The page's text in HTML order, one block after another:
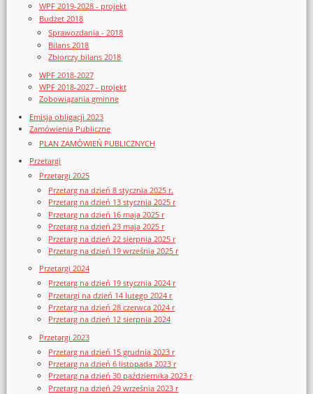
WPF 2019-2028 - projekt
Budżet 2018
Sprawozdania - 2018
Bilans 2018
Zbiorczy bilans 2018
WPF 2018-2027
WPF 2018-2027 - projekt
Zobowiązania gminne
Emisja obligacji 2023
Zamówienia Publiczne
PLAN ZAMÓWIEŃ PUBLICZNYCH
Przetargi
Przetargi 2025
Przetarg na dzień 8 stycznia 2025 r.
Przetarg na dzień 13 stycznia 2025 r
Przetarg na dzień 16 maja 2025 r
Przetarg na dzień 23 maja 2025 r
Przetarg na dzień 22 sierpnia 2025 r
Przetarg na dzień 19 września 2025 r
Przetargi 2024
Przetarg na dzień 19 stycznia 2024 r
Przetargi na dzień 14 lutego 2024 r
Przetarg na dzień 28 czerwca 2024 r
Przetarg na dzień 12 sierpnia 2024
Przetargi 2023
Przetarg na dzień 15 grudnia 2023 r
Przetarg na dzień 6 listopada 2023 r
Przetarg na dzień 30 października 2023 r
Przetarg na dzień 29 września 2023 r